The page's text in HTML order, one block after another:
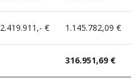
2.419.911,- € 1.145.782,09 €
316.951,69 €